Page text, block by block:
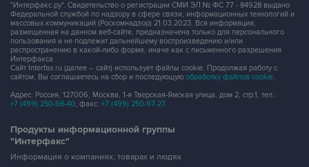
"Интерфакс.ру". Свидетельство о регистрации СМИ ЭЛ № ФС 77 - 84928 выдано
Федеральной службой по надзору в сфере связи, информационных технологий и
массовых коммуникаций (Роскомнадзор) 21.03.2023. Вся информация,
размещенная на данном веб-сайте, предназначена только для персонального
пользования и не подлежит дальнейшему воспроизведению и/или
распространению в какой-либо форме, иначе как с письменного разрешения
Интерфакса.
Сайт Interfax.ru (далее – сайт) использует файлы cookie. Продолжая работу с
сайтом, Вы соглашаетесь на сбор и последующую обработку файлов cookie.
Адрес: Россия, 127006, Москва, 1-я Тверская-Ямская улица, дом 2, стр.1, тел.:
+7 (499) 250-98-40, факс: +7 (499) 250-97-27
Продукты информационной группы
"Интерфакс"
Информация о компаниях, товарах и людях